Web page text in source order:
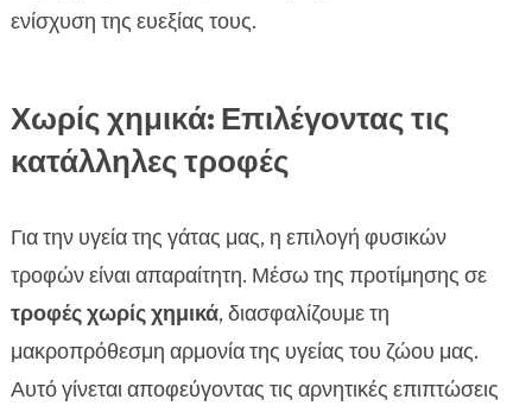
ενίσχυση της ευεξίας τους.
Χωρίς χημικά: Επιλέγοντας τις
κατάλληλες τροφές
Για την υγεία της γάτας μας, η επιλογή φυσικών
τροφών είναι απαραίτητη. Μέσω της προτίμησης σε
τροφές χωρίς χημικά, διασφαλίζουμε τη
μακροπρόθεσμη αρμονία της υγείας του ζώου μας.
Αυτό γίνεται αποφεύγοντας τις αρνητικές επιπτώσεις